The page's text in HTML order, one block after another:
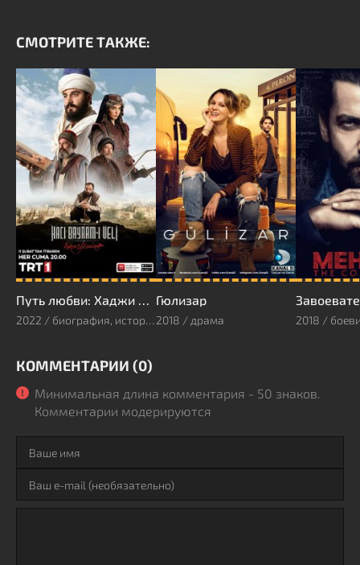
СМОТРИТЕ ТАКЖЕ:
2022 / биография, история
Гюлизар
2018 / драма
КОММЕНТАРИИ (0)
Минимальная длина комментария - 50 знаков.
Комментарии модерируются